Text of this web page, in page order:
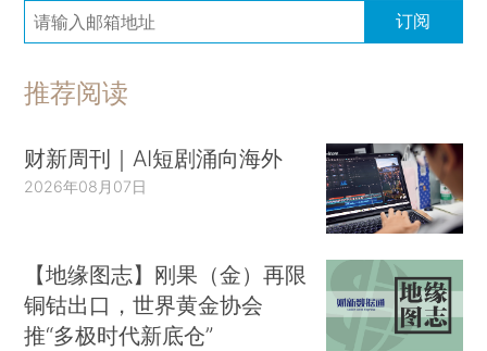
订阅
推荐阅读
财新周刊｜AI短剧涌向海外
2026年08月07日
【地缘图志】刚果（金）再限
铜钴出口，世界黄金协会
推“多极时代新底仓”